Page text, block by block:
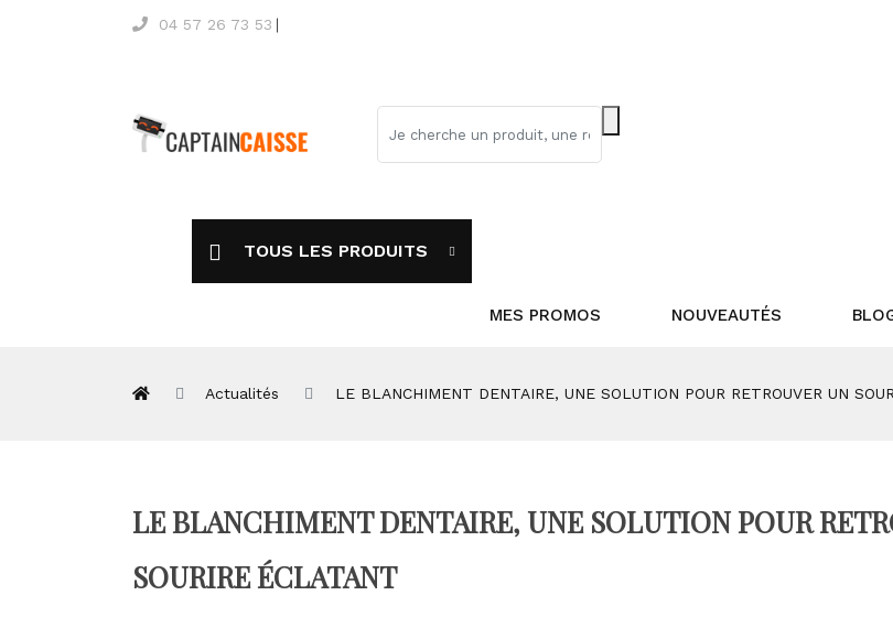
04 57 26 73 53
TOUS LES PRODUITS
MES PROMOS NOUVEAUTÉS
Actualités LE BLANCHIMENT DENTAIRE, UNE SOLUTION POUR RETROUVER UN
LE BLANCHIMENT DENTAIRE, UNE SOLUTION POUR
SOURIRE ÉCLATANT